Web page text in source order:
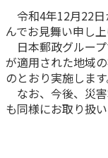
入院保
お手続き一覧
きっかけ・で
終身保険
養老保険
定期保険
【まずはご相
ちら
法人のお客さ
目的から探す
かんぽ生命
お役立ち情報
かんぽのLife
かんぽ生命
かんぽ生命に
よくあるご質問
令和4年12月22日
んでお見舞い申し上
日本郵政グルー
が適用された地域
のとおり実施します
なお、今後、災
も同様にお取り扱い